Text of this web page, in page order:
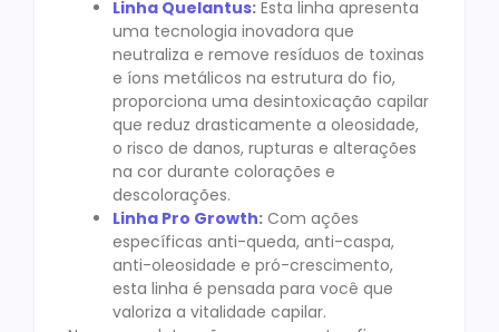
Linha Quelantus: Esta linha apresenta
uma tecnologia inovadora que
neutraliza e remove resíduos de toxinas
e íons metálicos na estrutura do fio,
proporciona uma desintoxicação capilar
que reduz drasticamente a oleosidade,
o risco de danos, rupturas e alterações
na cor durante colorações e
descolorações.
Linha Pro Growth: Com ações
específicas anti-queda, anti-caspa,
anti-oleosidade e pró-crescimento,
esta linha é pensada para você que
valoriza a vitalidade capilar.